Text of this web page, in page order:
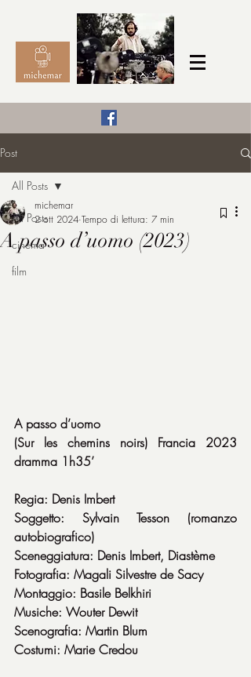
michemar
Post
All Posts
cinema
film
All Posts
A passo d’uomo (2023)
michemar
2 ott 2024 Tempo di lettura: 7 min
A passo d’uomo
(Sur les chemins noirs) Francia 2023
dramma 1h35’
Regia: Denis Imbert
Soggetto: Sylvain Tesson (romanzo
autobiografico)
Sceneggiatura: Denis Imbert, Diastème
Fotografia: Magali Silvestre de Sacy
Montaggio: Basile Belkhiri
Musiche: Wouter Dewit
Scenografia: Martin Blum
Costumi: Marie Credou